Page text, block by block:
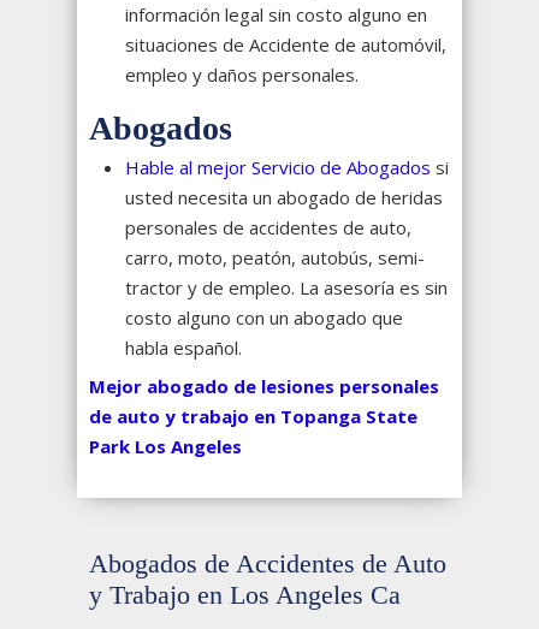
información legal sin costo alguno en
situaciones de Accidente de automóvil,
empleo y daños personales.
Abogados
Hable al mejor Servicio de Abogados si
usted necesita un abogado de heridas
personales de accidentes de auto,
carro, moto, peatón, autobús, semi-
tractor y de empleo. La asesoría es sin
costo alguno con un abogado que
habla español.
Mejor abogado de lesiones personales
de auto y trabajo en Topanga State
Park Los Angeles
Abogados de Accidentes de Auto
y Trabajo en Los Angeles Ca